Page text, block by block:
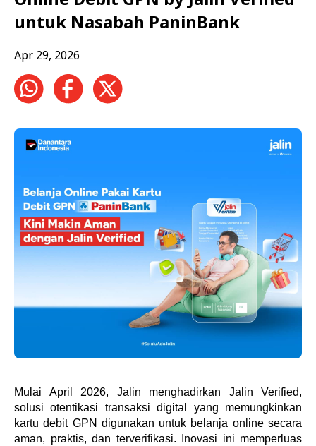
untuk Nasabah PaninBank
Apr 29, 2026
Mulai April 2026, Jalin menghadirkan Jalin Verified,
solusi otentikasi transaksi digital yang memungkinkan
kartu debit GPN digunakan untuk belanja online secara
aman, praktis, dan terverifikasi. Inovasi ini memperluas